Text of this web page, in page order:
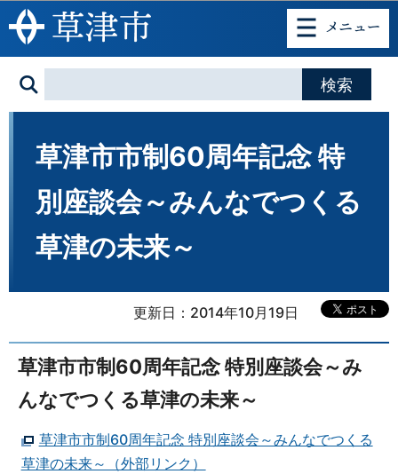
このページの本文へ移動
草津市市制60周年記念 特
別座談会～みんなでつくる
草津の未来～
更新日：2014年10月19日
草津市市制60周年記念 特別座談会～み
んなでつくる草津の未来～
草津市市制60周年記念 特別座談会～みんなでつくる
草津の未来～（外部リンク）